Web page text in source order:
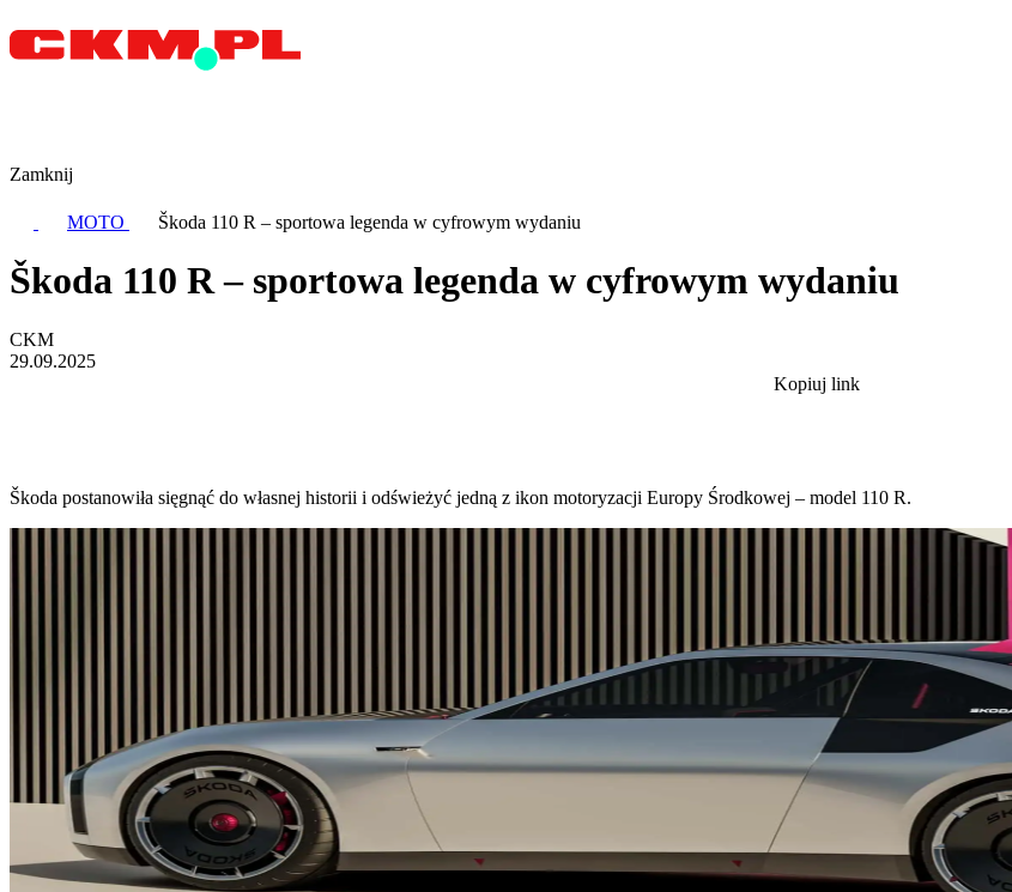
Zamknij
MOTO Škoda 110 R – sportowa legenda w cyfrowym wydaniu
Škoda 110 R – sportowa legenda w cyfrowym wydaniu
CKM
29.09.2025
Kopiuj link
Škoda postanowiła sięgnąć do własnej historii i odświeżyć jedną z ikon motoryzacji Europy Środkowej – model 110 R.